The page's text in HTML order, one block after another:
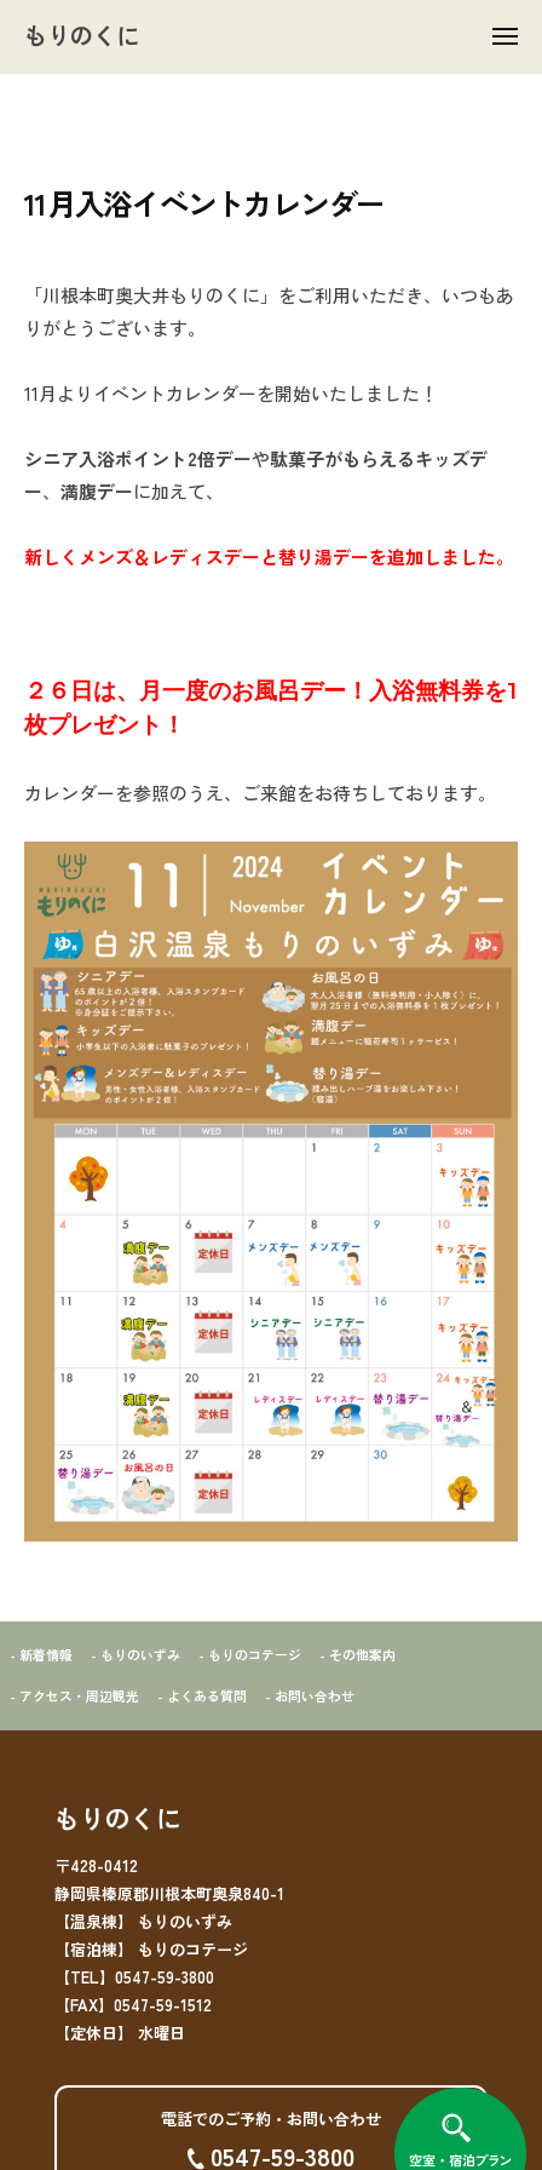
テ
もりのくに メ
ュ
11月入浴イベントカレンダー
「川根本町奥大井もりのくに」をご利用いただき、いつもあ
りがとうございます。
11月よりイベントカレンダーを開始いたしました！
シニア入浴ポイント2倍デーや駄菓子がもらえるキッズデ
ー、 満腹デーに加えて、
新しくメンズ＆レディスデーと替り湯デーを追加しました。
２６日は、月一度のお風呂デー！入浴無料券を1
枚プレゼント！
カレンダーを参照のうえ、ご来館をお待ちしております。
- 新着情報 - もりのいずみ - もりのコテージ - その他案内
- アクセス・周辺観光 - よくある質問 - お問い合わせ
もりのくに
〒428-0412
静岡県榛原郡川根本町奥泉840-1
【温泉棟】 もりのいずみ
【宿泊棟】 もりのコテージ
【TEL】0547-59-3800
【FAX】0547-59-1512
【定休日】 水曜日
電話でのご予約・お問い合わせ
0547-59-3800
ー